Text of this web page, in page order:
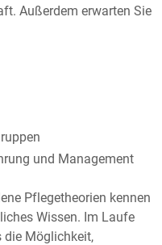
Außerdem erwarten Sie
und Management
Pflegetheorien kennen
Wissen. Im Laufe
die Möglichkeit,